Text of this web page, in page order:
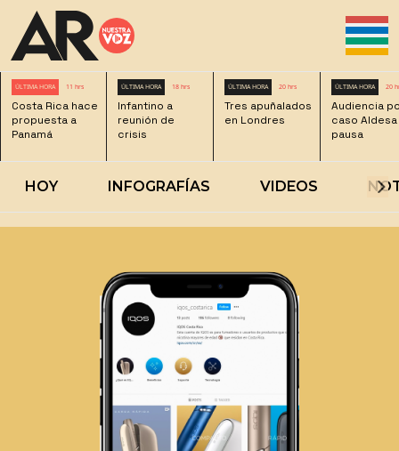
ÚLTIMA HORA 11 hrs
Costa Rica hace
propuesta a
Panamá
ÚLTIMA HORA 18 hrs
Infantino a
reunión de
crisis
ÚLTIMA HORA 20 hrs
Tres apuñalados
en Londres
ÚLTIMA HORA 20
Audiencia
caso
pausa
HOY INFOGRAFÍAS VIDEOS